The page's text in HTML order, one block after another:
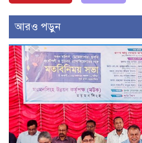
আরও পড়ুন